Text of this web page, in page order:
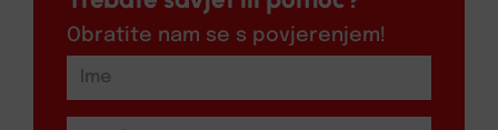
Obratite nam se s povjerenjem!